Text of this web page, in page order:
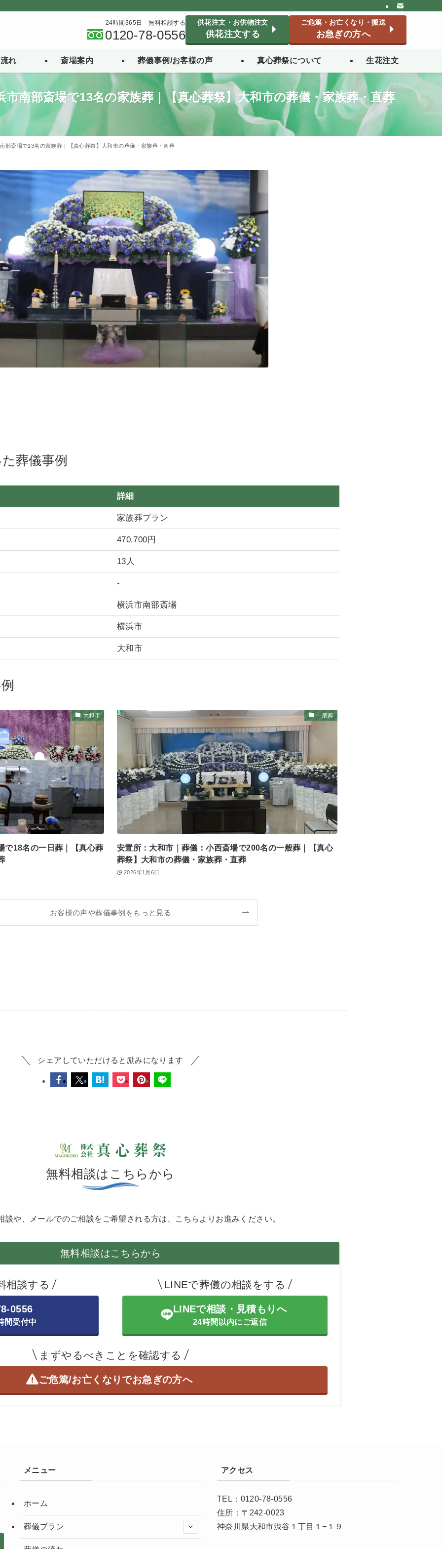
れ 斎場案内 葬儀事例/お客様の声 真心葬祭について 生花注文
24時間365日 無料相談する
0120-78-0556
供花注文・お供物注文
供花注文する
ご危篤・お亡くなり・搬送
お急ぎの方へ
市南部斎場で13名の家族葬｜【真心葬祭】大和市の葬儀・家族葬・直葬
部斎場で13名の家族葬｜【真心葬祭】大和市の葬儀・家族葬・直葬
葬儀事例
詳細
家族葬プラン
470,700円
13人
-
横浜市南部斎場
横浜市
大和市
大和市
で18名の一日葬｜【真心葬
一般葬
安置所：大和市｜葬儀：小西斎場で200名の一般葬｜【真心
葬祭】大和市の葬儀・家族葬・直葬
2026年1月6日
お客様の声や葬儀事例をもっと見る
シェアしていただけると励みになります
無料相談はこちらから
談や、メールでのご相談を ご希望される方は、こちらよりお進みください。
無料相談はこちらから
相談する
0556
間受付中
LINEで葬儀の相談をする
LINEで相談・見積もりへ
24時間以内にご返信
まずやるべきことを確認する
ご危篤/お亡くなりでお急ぎの方へ
メニュー
ホーム
葬儀プラン
アクセス
TEL：0120-78-0556
住所：〒242-0023
神奈川県大和市渋谷１丁目１−１９